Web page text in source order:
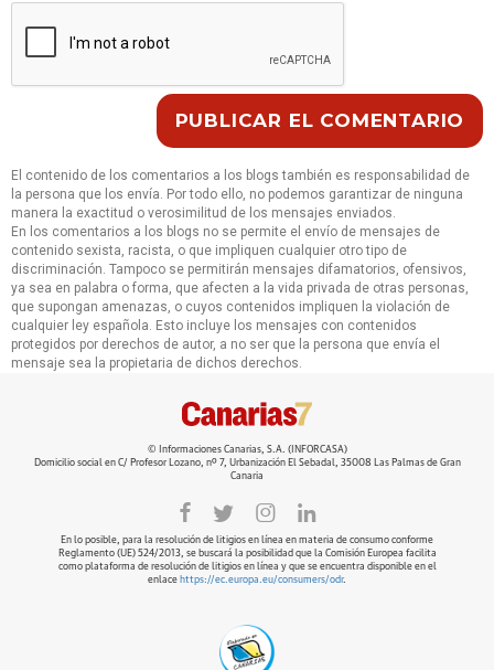
El contenido de los comentarios a los blogs también es responsabilidad de
la persona que los envía. Por todo ello, no podemos garantizar de ninguna
manera la exactitud o verosimilitud de los mensajes enviados.
En los comentarios a los blogs no se permite el envío de mensajes de
contenido sexista, racista, o que impliquen cualquier otro tipo de
discriminación. Tampoco se permitirán mensajes difamatorios, ofensivos,
ya sea en palabra o forma, que afecten a la vida privada de otras personas,
que supongan amenazas, o cuyos contenidos impliquen la violación de
cualquier ley española. Esto incluye los mensajes con contenidos
protegidos por derechos de autor, a no ser que la persona que envía el
mensaje sea la propietaria de dichos derechos.
© Informaciones Canarias, S.A. (INFORCASA)
Domicilio social en C/ Profesor Lozano, nº 7, Urbanización El Sebadal, 35008 Las Palmas de Gran
Canaria
En lo posible, para la resolución de litigios en línea en materia de consumo conforme
Reglamento (UE) 524/2013, se buscará la posibilidad que la Comisión Europea facilita
como plataforma de resolución de litigios en línea y que se encuentra disponible en el
enlace https://ec.europa.eu/consumers/odr.